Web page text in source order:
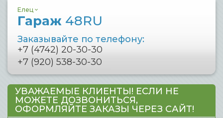
Елец
Гараж 48RU
Заказывайте по телефону:
+7 (4742) 20-30-30
+7 (920) 538-30-30
УВАЖАЕМЫЕ КЛИЕНТЫ! ЕСЛИ НЕ
МОЖЕТЕ ДОЗВОНИТЬСЯ,
ОФОРМЛЯЙТЕ ЗАКАЗЫ ЧЕРЕЗ САЙТ!